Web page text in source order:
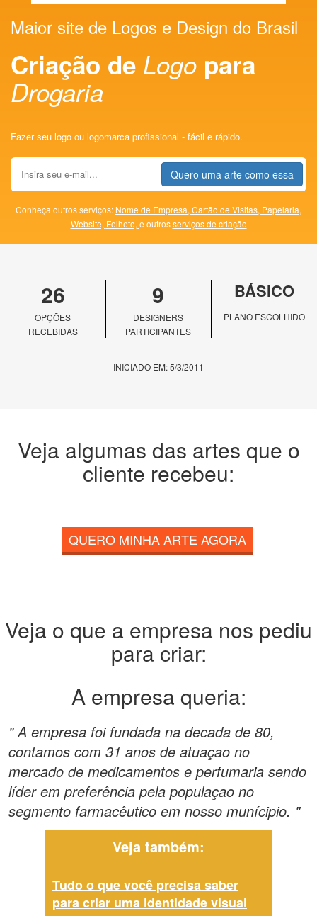
Maior site de Logos e Design do Brasil
Criação de Logo para
Drogaria
Fazer seu logo ou logomarca profissional - fácil e rápido.
Quero uma arte como essa
Conheça outros serviços: Nome de Empresa, Cartão de Visitas, Papelaria,
Website, Folheto, e outrosserviços de criação
26
OPÇÕES
RECEBIDAS
9
DESIGNERS
PARTICIPANTES
BÁSICO
PLANO ESCOLHIDO
INICIADO EM: 5/3/2011
Veja algumas das artes que o
cliente recebeu:
QUERO MINHA ARTE AGORA
Veja o que a empresa nos pediu
para criar:
A empresa queria:
" A empresa foi fundada na decada de 80,
contamos com 31 anos de atuaçao no
mercado de medicamentos e perfumaria sendo
líder em preferência pela populaçao no
segmento farmacêutico em nosso munícipio. "
Veja também:
Tudo o que você precisa saber
para criar uma identidade visual